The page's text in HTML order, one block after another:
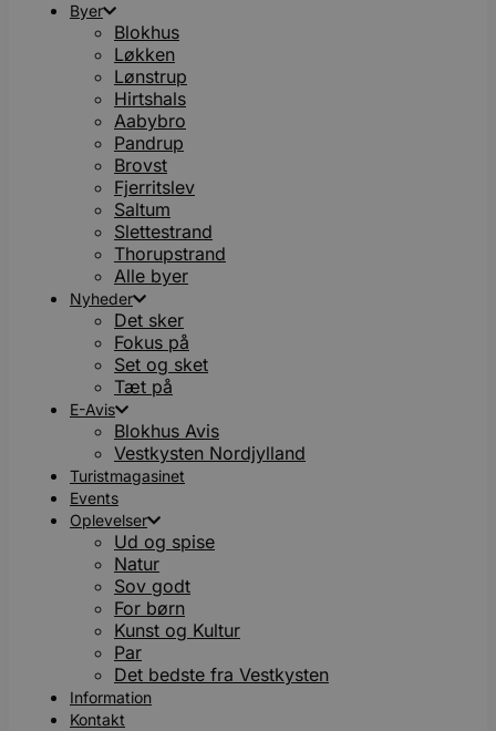
Byer
Blokhus
Løkken
Lønstrup
Hirtshals
Aabybro
Pandrup
Brovst
Fjerritslev
Saltum
Slettestrand
Thorupstrand
Alle byer
Nyheder
Det sker
Fokus på
Set og sket
Tæt på
E-Avis
Blokhus Avis
Vestkysten Nordjylland
Turistmagasinet
Events
Oplevelser
Ud og spise
Natur
Sov godt
For børn
Kunst og Kultur
Par
Det bedste fra Vestkysten
Information
Kontakt